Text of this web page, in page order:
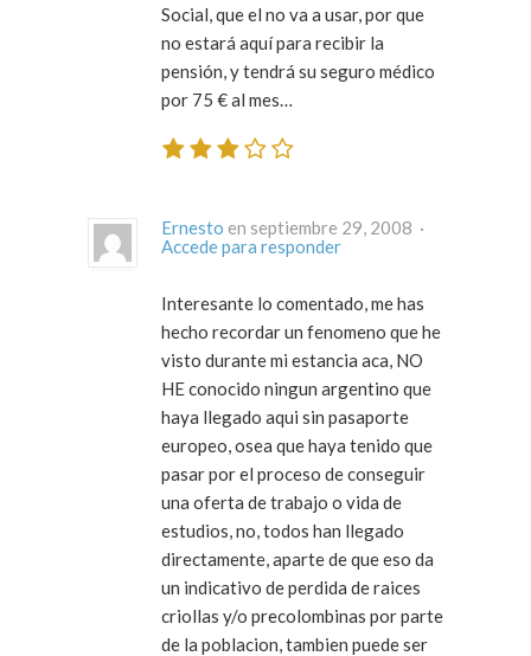
Social, que el no va a usar, por que
no estará aquí para recibir la
pensión, y tendrá su seguro médico
por 75 € al mes…
Ernesto
en septiembre 29, 2008 ·
Accede para responder
Interesante lo comentado, me has
hecho recordar un fenomeno que he
visto durante mi estancia aca, NO
HE conocido ningun argentino que
haya llegado aqui sin pasaporte
europeo, osea que haya tenido que
pasar por el proceso de conseguir
una oferta de trabajo o vida de
estudios, no, todos han llegado
directamente, aparte de que eso da
un indicativo de perdida de raices
criollas y/o precolombinas por parte
de la poblacion, tambien puede ser